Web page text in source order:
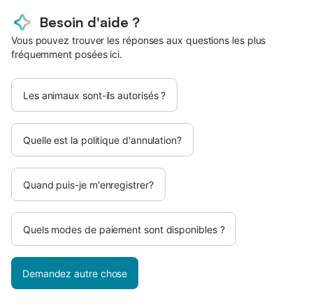
Besoin d'aide ?
Vous pouvez trouver les réponses aux questions les plus
fréquemment posées ici.
Les animaux sont-ils autorisés ?
Quelle est la politique d'annulation?
Quand puis-je m'enregistrer?
Quels modes de paiement sont disponibles ?
Demandez autre chose